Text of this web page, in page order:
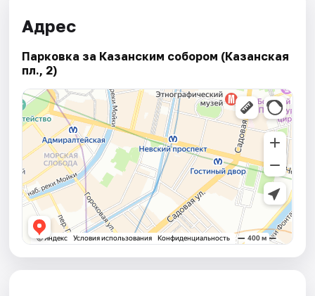
Адрес
Парковка за Казанским собором (Казанская
пл., 2)